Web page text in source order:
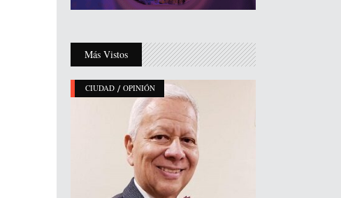
Más Vistos
CIUDAD / OPINIÓN